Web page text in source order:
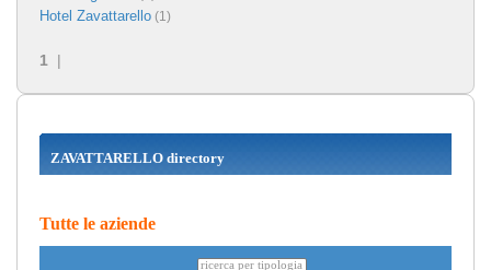
Hotel Zavattarello (1)
1 |
ZAVATTARELLO directory
Tutte le aziende